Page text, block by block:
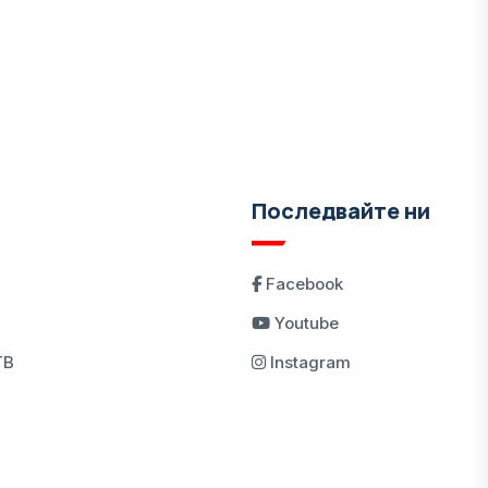
Последвайте ни
Facebook
Youtube
Instagram